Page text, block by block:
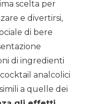
scelta per
e divertirsi,
di bere
di ingredienti
analcolici
simili a quelle dei